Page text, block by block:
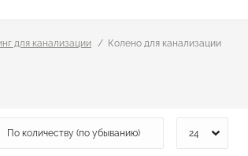
для канализации Колено для канализации